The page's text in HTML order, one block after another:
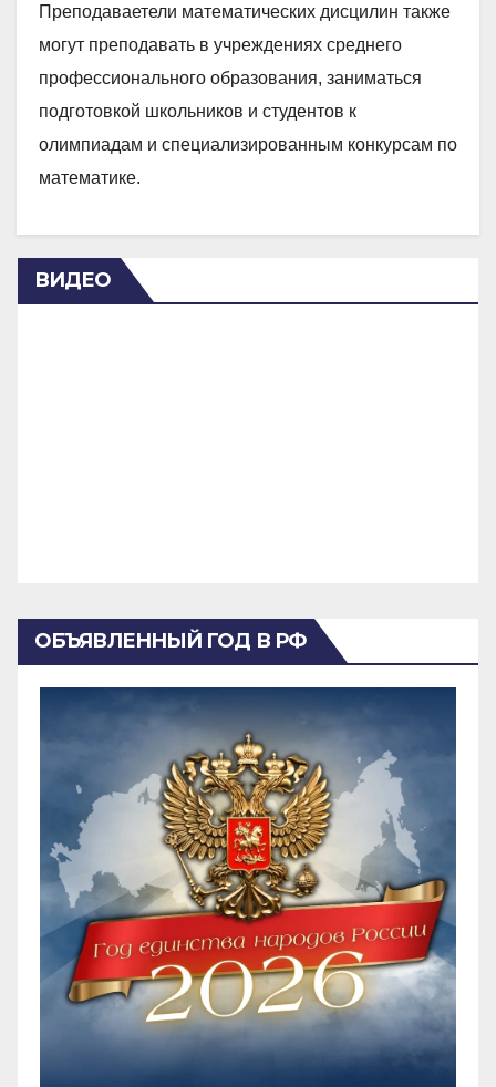
Преподаваетели математических дисцилин также
могут преподавать в учреждениях среднего
профессионального образования, заниматься
подготовкой школьников и студентов к
олимпиадам и специализированным конкурсам по
математике.
ВИДЕО
ОБЪЯВЛЕННЫЙ ГОД В РФ